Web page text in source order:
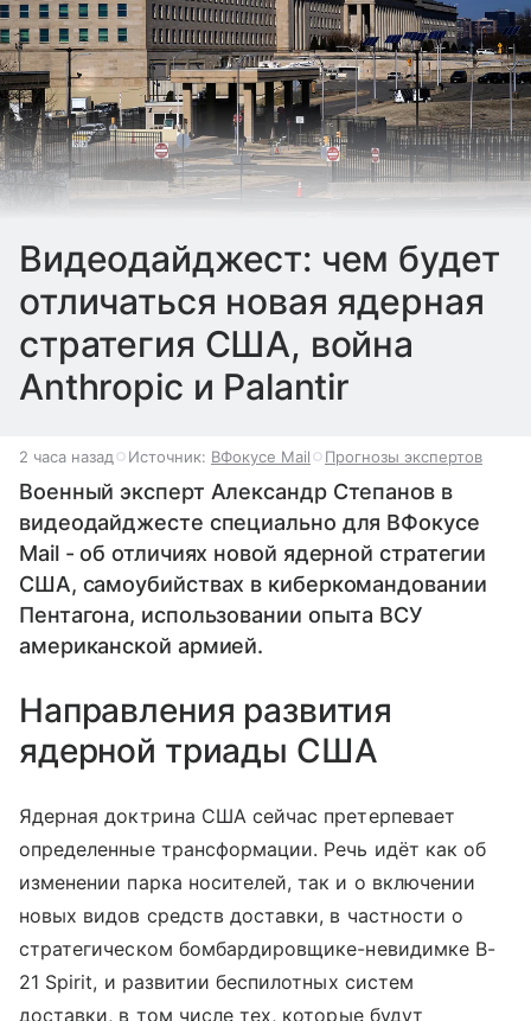
Видеодайджест: чем будет
отличаться новая ядерная
стратегия США, война
Anthropic и Palantir
2 часа назад Источник: ВФокусе Mail Прогнозы экспертов
Военный эксперт Александр Степанов в
видеодайджесте специально для ВФокусе
Mail - об отличиях новой ядерной стратегии
США, самоубийствах в киберкомандовании
Пентагона, использовании опыта ВСУ
американской армией.
Направления развития
ядерной триады США
Ядерная доктрина США сейчас претерпевает
определенные трансформации. Речь идёт как об
изменении парка носителей, так и о включении
новых видов средств доставки, в частности о
стратегическом бомбардировщике-невидимке B-
21 Spirit, и развитии беспилотных систем
доставки, в том числе тех, которые будут